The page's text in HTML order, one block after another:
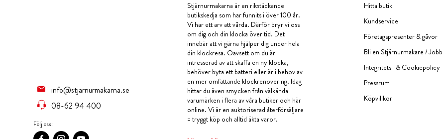
info@stjarnurmakarna.se
08-62 94 400
Följ oss:
Stjärnurmakarna är en rikstäckande
butikskedja som har funnits i över 100 år.
Vi har ett arv att vårda. Därför bryr vi oss
om dig och din klocka över tid. Det
innebär att vi gärna hjälper dig under hela
din klockresa. Oavsett om du är
intresserad av att skaffa en ny klocka,
behöver byta ett batteri eller är i behov av
en mer omfattande klockrenovering. Idag
hittar du även smycken från välkända
varumärken i flera av våra butiker och här
online. Vi är en auktoriserad återförsäljare
= tryggt köp och alltid äkta varor.
Hitta butik
Kundservice
Företagspresenter & gåvor
Bli en Stjärnurmakare / Jobb
Integritets- & Cookiepolicy
Pressrum
Köpvillkor